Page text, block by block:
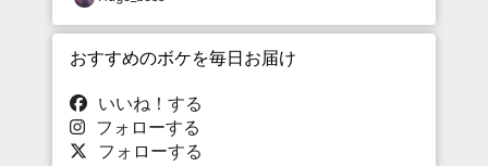
おすすめのボケを毎日お届け
いいね！する
フォローする
フォローする